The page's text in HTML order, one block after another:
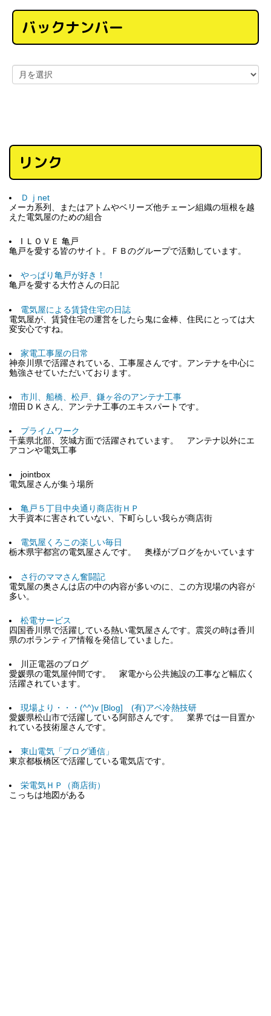
バックナンバー
リンク
Ｄｊnet
メーカ系列、またはアトムやベリーズ他チェーン組織の垣根を越
えた電気屋のための組合
I ＬＯＶＥ 亀戸
亀戸を愛する皆のサイト。ＦＢのグループで活動しています。
やっぱり亀戸が好き！
亀戸を愛する大竹さんの日記
電気屋による賃貸住宅の日誌
電気屋が、賃貸住宅の運営をしたら鬼に金棒、住民にとっては大
変安心ですね。
家電工事屋の日常
神奈川県で活躍されている、工事屋さんです。アンテナを中心に
勉強させていただいております。
市川、船橋、松戸、鎌ヶ谷のアンテナ工事
増田ＤＫさん、アンテナ工事のエキスパートです。
プライムワーク
千葉県北部、茨城方面で活躍されています。 アンテナ以外にエ
アコンや電気工事
jointbox
電気屋さんが集う場所
亀戸５丁目中央通り商店街ＨＰ
大手資本に害されていない、下町らしい我らが商店街
電気屋くろこの楽しい毎日
栃木県宇都宮の電気屋さんです。 奥様がブログをかいています
さ行のママさん奮闘記
電気屋の奥さんは店の中の内容が多いのに、この方現場の内容が
多い。
松電サービス
四国香川県で活躍している熱い電気屋さんです。震災の時は香川
県のボランティア情報を発信していました。
川正電器のブログ
愛媛県の電気屋仲間です。 家電から公共施設の工事など幅広く
活躍されています。
現場より・・・(^^)v [Blog] (有)アベ冷熱技研
愛媛県松山市で活躍している阿部さんです。 業界では一目置か
れている技術屋さんです。
東山電気「ブログ通信」
東京都板橋区で活躍している電気店です。
栄電気ＨＰ（商店街）
こっちは地図がある